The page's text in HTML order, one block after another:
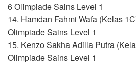
6 Olimpiade Sains Level 1
14. Hamdan Fahmi Wafa (Kelas
Olimpiade Sains Level 1
15. Kenzo Sakha Adilla Putra
Olimpiade Sains Level 1